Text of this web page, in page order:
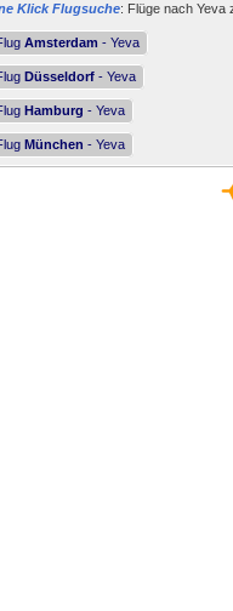
Klick Flugsuche: Flüge nach Yeva
Amsterdam - Yeva
Düsseldorf - Yeva
Hamburg - Yeva
München - Yeva